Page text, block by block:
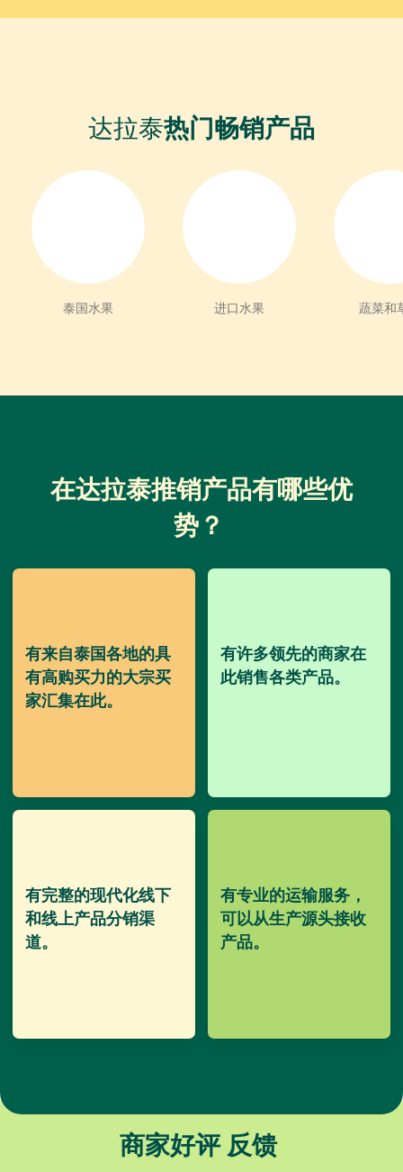
达拉泰热门畅销产品
泰国水果 进口水果 蔬菜和
在达拉泰推销产品有哪些优
势？
有来自泰国各地的具
有高购买力的大宗买
家汇集在此。
有许多领先的商家在
此销售各类产品。
有完整的现代化线下
和线上产品分销渠
道。
有专业的运输服务，
可以从生产源头接收
产品。
商家好评 反馈